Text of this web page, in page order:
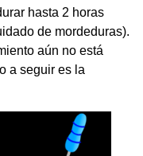
hasta 2 horas
de mordeduras).
aún no está
a seguir es la